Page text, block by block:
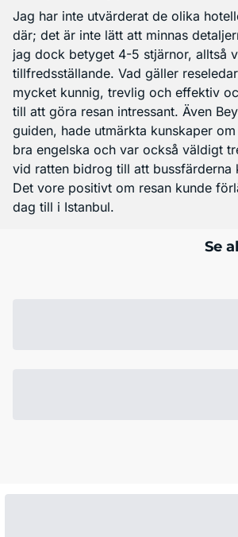
Jag har inte utvärderat de olika
där; det är inte lätt att minnas
jag dock betyget 4-5 stjärnor, alltså
tillfredsställande. Vad gäller
mycket kunnig, trevlig och effektiv
till att göra resan intressant. Även
guiden, hade utmärkta kunskaper
bra engelska och var också väldigt
vid ratten bidrog till att bussfärderna
Det vore positivt om resan kunde
dag till i Istanbul.
Se